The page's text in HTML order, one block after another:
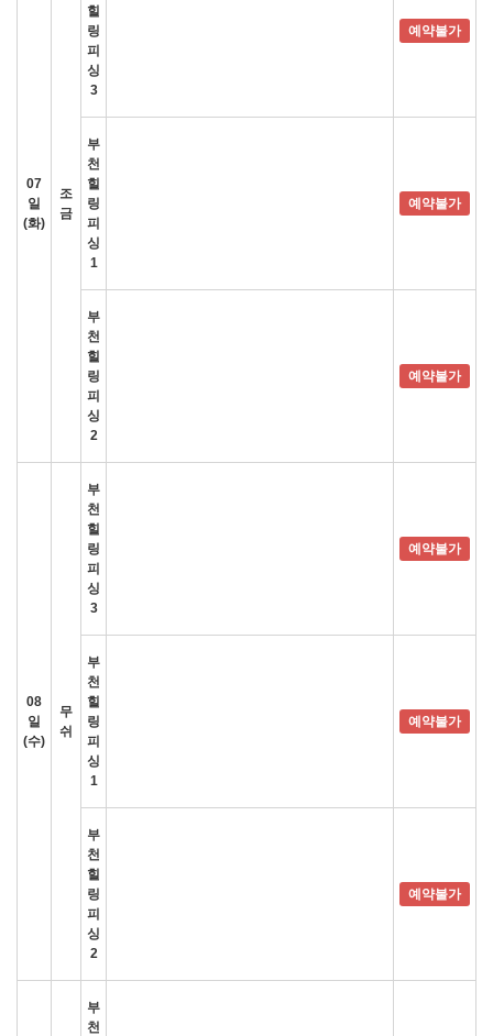
07
일
(화)
조
금
힐
링
피
싱
3
예약불가
부
천
힐
링
피
싱
1
예약불가
부
천
힐
링
피
싱
2
예약불가
08
일
(수)
무
쉬
부
천
힐
링
피
싱
3
예약불가
부
천
힐
링
피
싱
1
예약불가
부
천
힐
링
피
싱
2
예약불가
부
천